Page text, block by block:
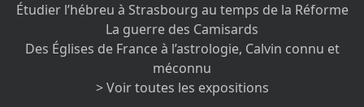
Étudier l’hébreu à Strasbourg au temps de la Réforme
La guerre des Camisards
Des Églises de France à l’astrologie, Calvin connu et
méconnu
> Voir toutes les expositions